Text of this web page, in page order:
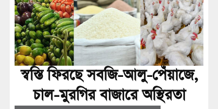
স্বস্তি ফিরছে সবজি-আলু-পেঁয়াজে,
চাল-মুরগির বাজারে অস্থিরতা